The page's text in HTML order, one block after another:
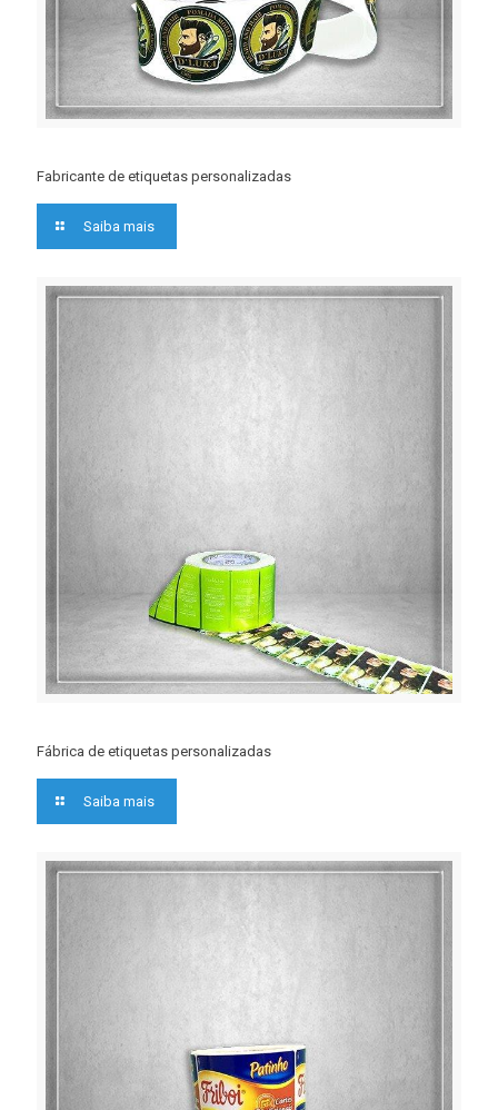
Fabricante de etiquetas personalizadas
Saiba mais
Fábrica de etiquetas personalizadas
Saiba mais